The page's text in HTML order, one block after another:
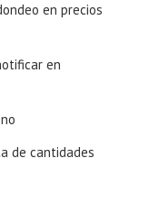
en precios
en
de cantidades